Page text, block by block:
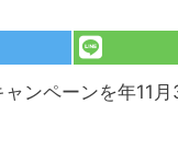
ンペーンを年11